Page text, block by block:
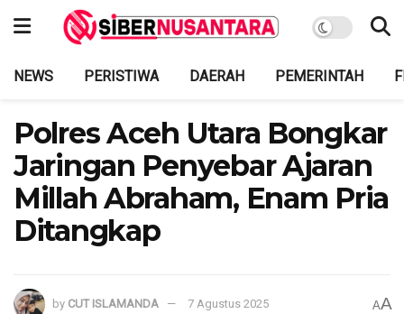
NEWS PERISTIWA DAERAH PEMERINTAH
Polres Aceh Utara Bongkar
Jaringan Penyebar Ajaran
Millah Abraham, Enam Pria
Ditangkap
by CUT ISLAMANDA 7 Agustus 2025 AA